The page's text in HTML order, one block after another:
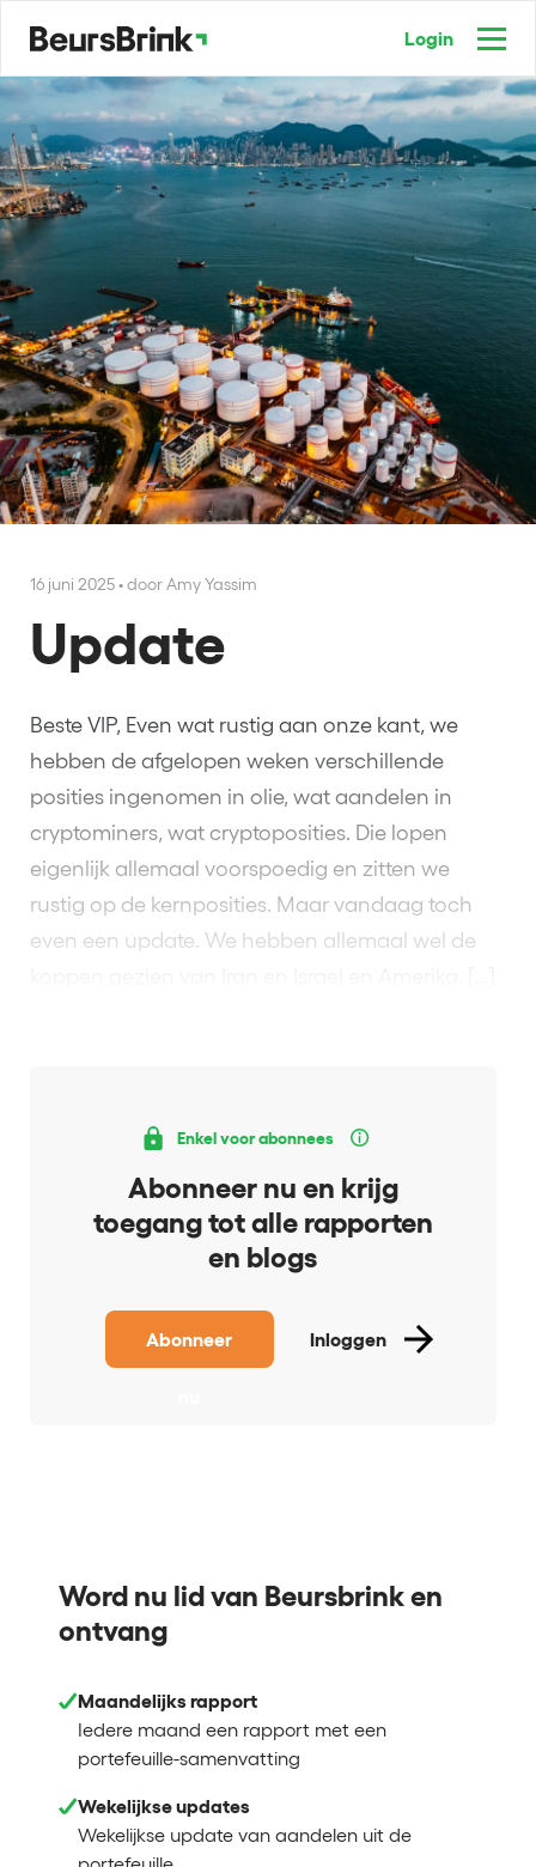
Login
16 juni 2025•door Amy Yassim
Update
Beste VIP, Even wat rustig aan onze kant, we
hebben de afgelopen weken verschillende
posities ingenomen in olie, wat aandelen in
cryptominers, wat cryptoposities. Die lopen
eigenlijk allemaal voorspoedig en zitten we
rustig op de kernposities. Maar vandaag toch
even een update. We hebben allemaal wel de
Enkel voor abonnees
Abonneer nu en krijg
toegang tot alle rapporten
en blogs
Abonneer Inloggen
Word nu lid van Beursbrink en
ontvang
Maandelijks rapport
Iedere maand een rapport met een
portefeuille-samenvatting
Wekelijkse updates
Wekelijkse update van aandelen uit de